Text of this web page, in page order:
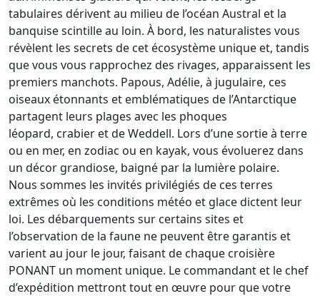
tabulaires dérivent au milieu de l’océan Austral et la
banquise scintille au loin. À bord, les naturalistes vous
révèlent les secrets de cet écosystème unique et, tandis
que vous vous rapprochez des rivages, apparaissent les
premiers manchots. Papous, Adélie, à jugulaire, ces
oiseaux étonnants et emblématiques de l’Antarctique
partagent leurs plages avec les phoques
léopard, crabier et de Weddell. Lors d’une sortie à terre
ou en mer, en zodiac ou en kayak, vous évoluerez dans
un décor grandiose, baigné par la lumière polaire.
Nous sommes les invités privilégiés de ces terres
extrêmes où les conditions météo et glace dictent leur
loi. Les débarquements sur certains sites et
l’observation de la faune ne peuvent être garantis et
varient au jour le jour, faisant de chaque croisière
PONANT un moment unique. Le commandant et le chef
d’expédition mettront tout en œuvre pour que votre